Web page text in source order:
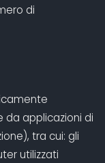
di
da applicazioni di
tra cui: gli
utilizzati